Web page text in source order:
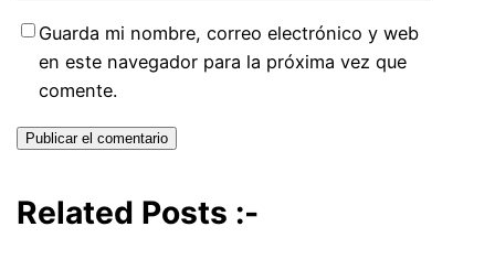
Guarda mi nombre, correo electrónico y web
en este navegador para la próxima vez que
comente.
Related Posts :-